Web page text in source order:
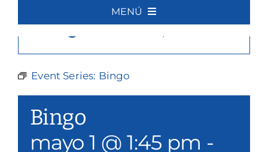
MENÚ
Quiénes somos
Eventos y medios de comunicación
Event Series: Bingo
Bingo
mayo 1 @ 1:45 pm -